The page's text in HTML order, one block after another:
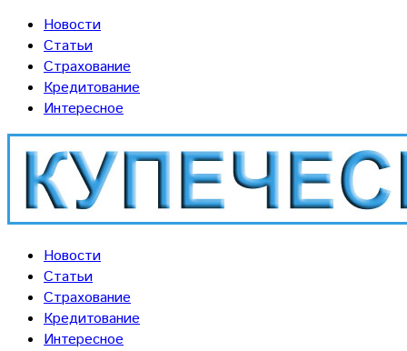
Новости
Статьи
Страхование
Кредитование
Интересное
Новости
Статьи
Страхование
Кредитование
Интересное